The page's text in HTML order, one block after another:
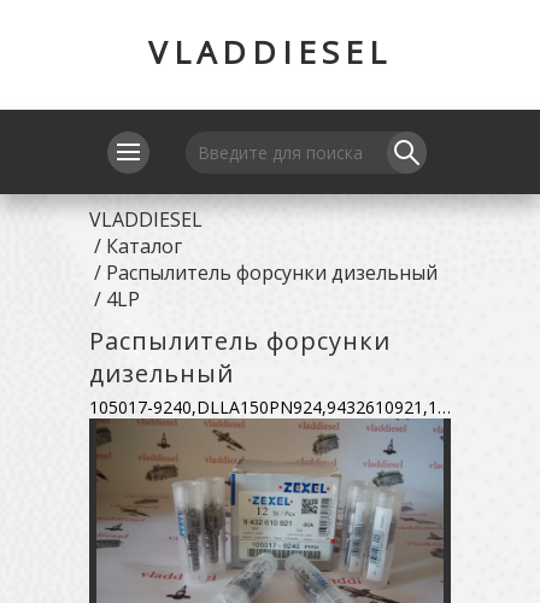
VLADDIESEL
VLADDIESEL
/ Каталог
/ Распылитель форсунки дизельный
/ 4LP
Распылитель форсунки
дизельный
105017-9240,DLLA150PN924,9432610921,11487153000,105017-9310,DLLA150PN931,9432612896,11487153001